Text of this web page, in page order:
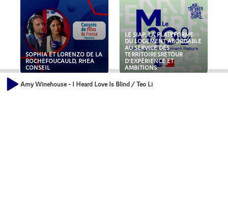
SOPHIA ET LORENZO DE LA
ROCHEFOUCAULD, RHEA
CONSEIL
LE SIAP, LA PLATEFORME
DU LOGEMENT ABORDABLE
AU SERVICE DES
TERRITOIRESRETOUR
D'EXPÉRIENCE ET
AMBITIONS
Amy Winehouse - I Heard Love Is Blind / Teo Licks